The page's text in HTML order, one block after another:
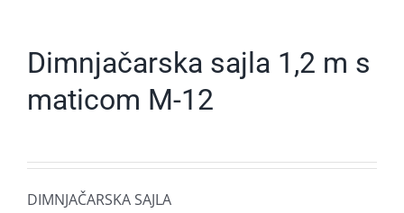
Dimnjačarska sajla 1,2 m s
maticom M-12
DIMNJAČARSKA SAJLA